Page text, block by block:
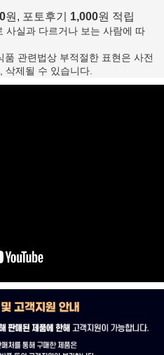
원, 포토후기 1,000원 적립
실과 다르거나 보는 사람에 따
관련법상 부적절한 표현은 사전
삭제될 수 있습니다.